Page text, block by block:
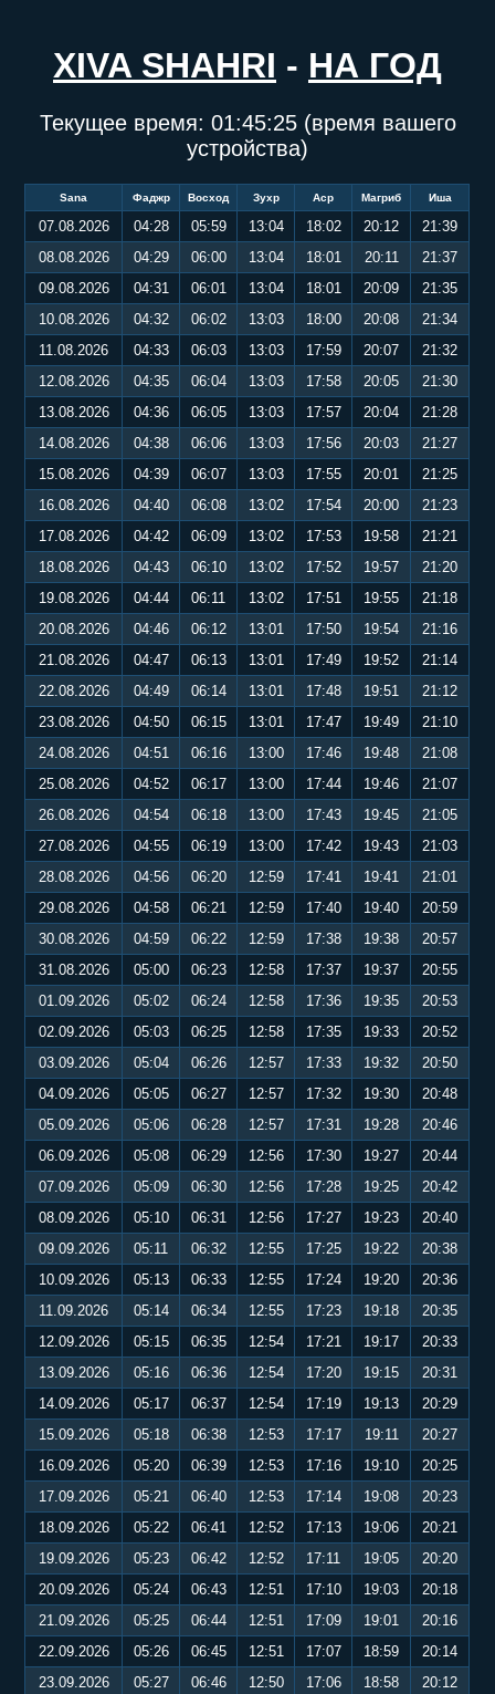
XIVA SHAHRI - НА ГОД
Текущее время: 01:45:26(время вашего
устройства)
Sana Фаджр Восход Зухр Аср Магриб Иша
07.08.2026 04:28 05:59 13:04 18:02 20:12
21:39
08.08.2026
04:29 06:00 13:04 18:01 20:11
21:37
09.08.2026
04:31 06:01 13:04 18:01 20:09
21:35
10.08.2026
04:32 06:02 13:03 18:00 20:08
21:34
11.08.2026
04:33 06:03 13:03 17:59 20:07
21:32
12.08.2026
04:35 06:04 13:03 17:58 20:05
21:30
13.08.2026
04:36 06:05 13:03 17:57 20:04
21:28
14.08.2026
04:38 06:06 13:03 17:56 20:03
21:27
15.08.2026
04:39 06:07 13:03 17:55 20:01
21:25
16.08.2026
04:40 06:08 13:02 17:54 20:00
21:23
17.08.2026
04:42 06:09 13:02 17:53 19:58
21:21
18.08.2026
04:43 06:10 13:02 17:52 19:57
21:20
19.08.2026
04:44 06:11 13:02 17:51 19:55
21:18
20.08.2026
04:46 06:12 13:01 17:50 19:54
21:16
21.08.2026
04:47 06:13 13:01 17:49 19:52
21:14
22.08.2026
04:49 06:14 13:01 17:48 19:51
21:12
23.08.2026
04:50 06:15 13:01 17:47 19:49
21:10
24.08.2026
04:51 06:16 13:00 17:46 19:48
21:08
25.08.2026
04:52 06:17 13:00 17:44 19:46
21:07
26.08.2026
04:54 06:18 13:00 17:43 19:45
21:05
27.08.2026
04:55 06:19 13:00 17:42 19:43
21:03
28.08.2026
04:56 06:20 12:59 17:41 19:41
21:01
29.08.2026
04:58 06:21 12:59 17:40 19:40
20:59
30.08.2026
04:59 06:22 12:59 17:38 19:38
20:57
31.08.2026
05:00 06:23 12:58 17:37 19:37
20:55
01.09.2026
05:02 06:24 12:58 17:36 19:35
20:53
02.09.2026
05:03 06:25 12:58 17:35 19:33
20:52
03.09.2026
05:04 06:26 12:57 17:33 19:32
20:50
04.09.2026
05:05 06:27 12:57 17:32 19:30
20:48
05.09.2026
05:06 06:28 12:57 17:31 19:28
20:46
06.09.2026
05:08 06:29 12:56 17:30 19:27
20:44
07.09.2026
05:09 06:30 12:56 17:28 19:25
20:42
08.09.2026
05:10 06:31 12:56 17:27 19:23
20:40
09.09.2026
05:11 06:32 12:55 17:25 19:22
20:38
10.09.2026
05:13 06:33 12:55 17:24 19:20
20:36
11.09.2026
05:14 06:34 12:55 17:23 19:18
20:35
12.09.2026
05:15 06:35 12:54 17:21 19:17
20:33
13.09.2026
05:16 06:36 12:54 17:20 19:15
20:31
14.09.2026
05:17 06:37 12:54 17:19 19:13
20:29
15.09.2026
05:18 06:38 12:53 17:17 19:11
20:27
16.09.2026
05:20 06:39 12:53 17:16 19:10
20:25
17.09.2026
05:21 06:40 12:53 17:14 19:08
20:23
18.09.2026
05:22 06:41 12:52 17:13 19:06
20:21
19.09.2026
05:23 06:42 12:52 17:11 19:05
20:20
20.09.2026
05:24 06:43 12:51 17:10 19:03
20:18
21.09.2026
05:25 06:44 12:51 17:09 19:01
20:16
22.09.2026
05:26 06:45 12:51 17:07 18:59
20:14
23.09.2026
05:27 06:46 12:50 17:06 18:58
20:12